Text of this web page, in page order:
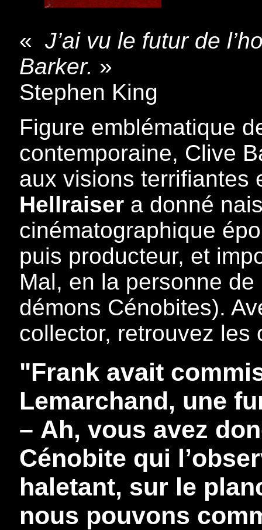
« J’ai vu le futur de
Barker. »
Stephen King
Figure emblématique
contemporaine, Clive
aux visions terrifiantes
Hellraiser a donné
cinématographique
puis producteur, et
Mal, en la personne
démons Cénobites).
collector, retrouvez
"Frank avait
Lemarchand, une
– Ah, vous avez
Cénobite qui
haletant, sur le
nous pouvons